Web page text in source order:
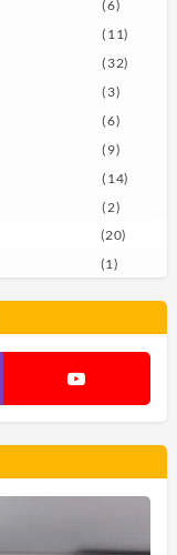
(6)
(11)
(32)
(3)
(6)
(9)
(14)
(2)
(20)
(1)